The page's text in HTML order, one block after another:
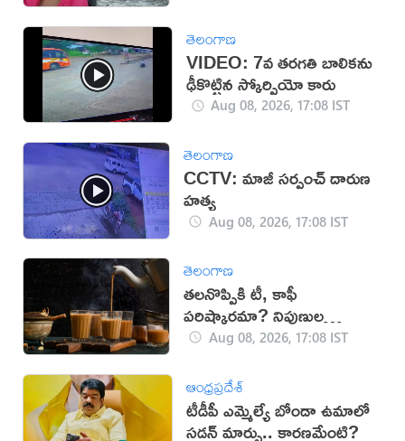
తెలంగాణ
VIDEO: 7వ తరగతి బాలికను
ఢీకొట్టిన స్కోర్పియో కారు
Aug 08, 2026, 17:08 IST
తెలంగాణ
CCTV: మాజీ సర్పంచ్ దారుణ
హత్య
Aug 08, 2026, 17:08 IST
తెలంగాణ
తలనొప్పికి టీ, కాఫీ
పరిష్కారమా? నిపుణుల
సూచనలు ఇవే!
Aug 08, 2026, 17:08 IST
ఆంధ్రప్రదేశ్
టీడీపీ ఎమ్మెల్యే బోండా ఉమాలో
సడన్‌ మార్పు.. కారణమేంటి?